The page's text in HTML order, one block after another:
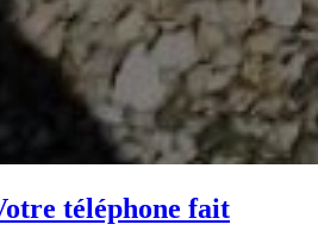
téléphone fait